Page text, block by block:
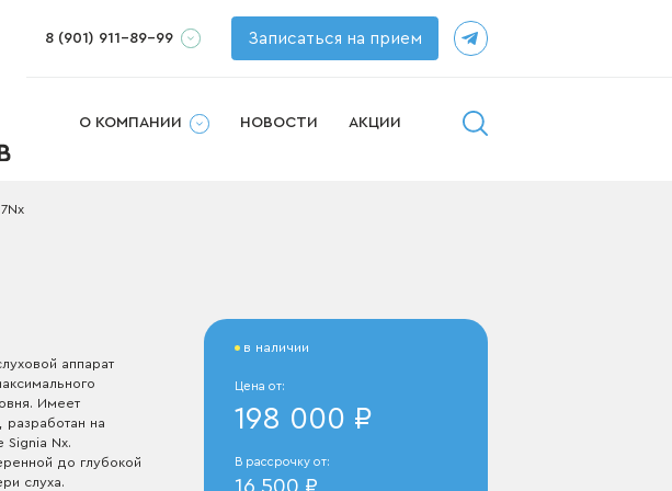
слухового аппарата
слуховых аппаратов
ушных вкладышей
индивидуальных берушей
аппарата на дому
8 (901) 911-89-99 Записаться на прием
О КОМПАНИИ НОВОСТИ АКЦИИ
аппарат
Имеет
разработан на
Signia Nx.
до глубокой
слуха.
в наличии
Цена от:
198 000 ₽
В рассрочку от: